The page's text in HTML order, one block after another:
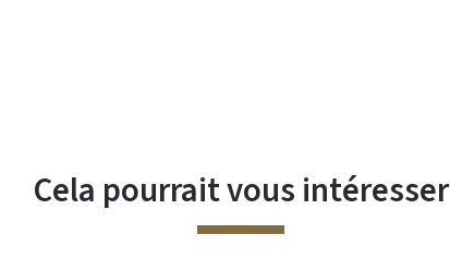
Cela pourrait vous intéresser